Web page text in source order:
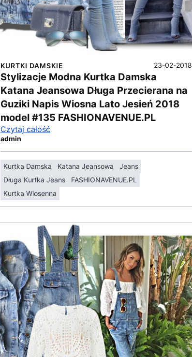
KURTKI DAMSKIE 23-02-2018
Stylizacje Modna Kurtka Damska
Katana Jeansowa Długa Przecierana na
Guziki Napis Wiosna Lato Jesień 2018
model #135 FASHIONAVENUE.PL
Czytaj całość
admin
Kurtka Damska Katana Jeansowa
Jeans
Długa Kurtka Jeans
FASHIONAVENUE.PL
Kurtka Wiosenna